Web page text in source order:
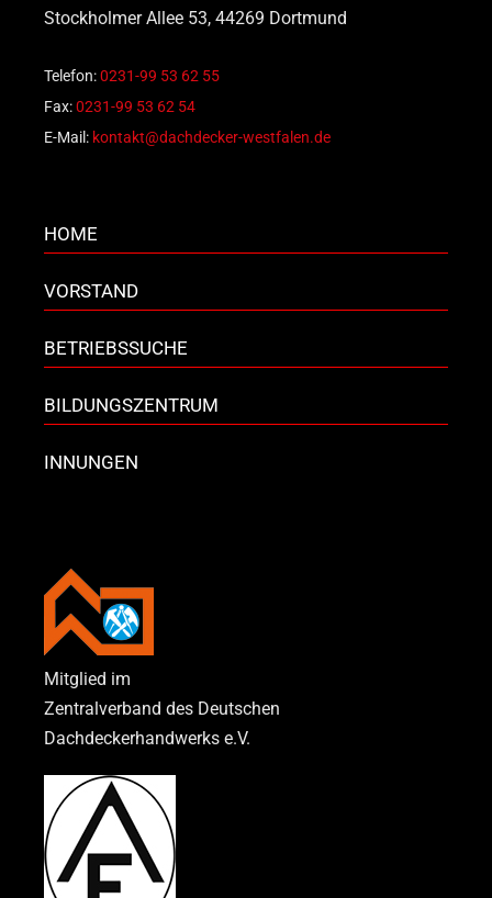
Stockholmer Allee 53, 44269 Dortmund
Telefon:0231-99 53 62 55
Fax:0231-99 53 62 54
E-Mail: kontakt@dachdecker-westfalen.de
HOME
VORSTAND
BETRIEBSSUCHE
BILDUNGSZENTRUM
INNUNGEN
Mitglied im
Zentralverband des Deutschen
Dachdeckerhandwerks e.V.